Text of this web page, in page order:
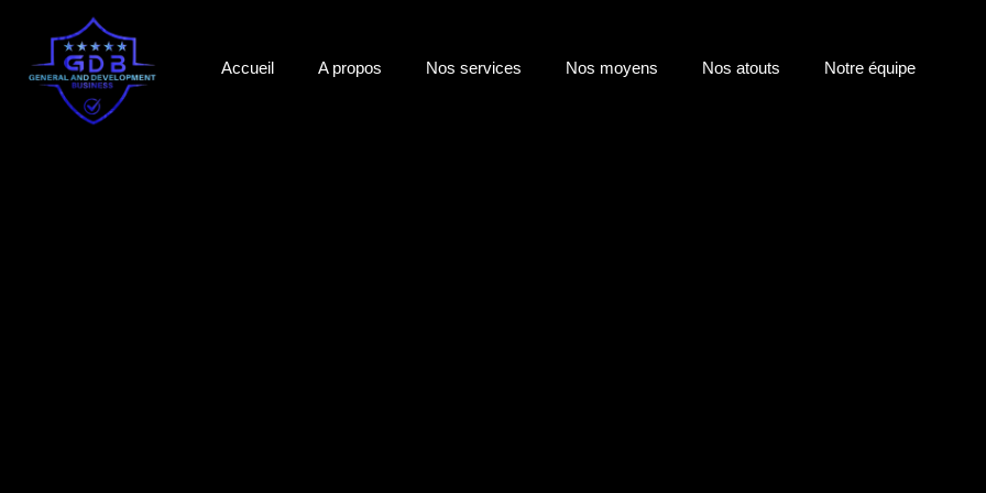
Accueil A propos Nos services Nos moyens Nos atouts Notre équipe